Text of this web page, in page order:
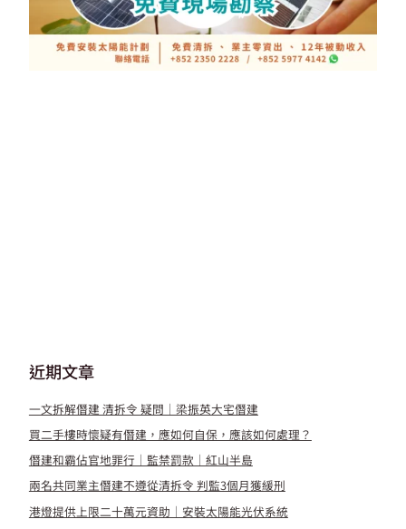
近期文章
一文拆解僭建 清拆令 疑問｜梁振英大宅僭建
買二手樓時懷疑有僭建，應如何自保，應該如何處理？
僭建和霸佔官地罪行｜監禁罰款｜紅山半島
兩名共同業主僭建不遵從清拆令 判監3個月獲緩刑
港燈提供上限二十萬元資助｜安裝太陽能光伏系統